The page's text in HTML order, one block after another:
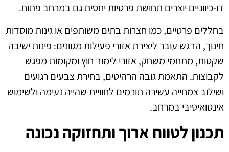
דו-כיווניים יוצרים תחושת פרטיות יחסית גם במרחב פתוח.
בחללים פרטיים, כמו חצרות בתים משותפים או גינות מוסדות
חינוך, הדגש עובר ליצירת אזורי פעילות מגוונים: פינות ישיבה
שקטות, מתחמי משחק, אזורי לימוד חוץ ומקומות מפגש
לקבוצות. התאמת גובה הרהיטים, בחירת צבעים רגועים
ושילוב צמחייה עשירה תורמים לחוויית שהייה נעימה ולשימוש
אינטואיטיבי במרחב.
תכנון לטווח ארוך ותחזוקה נכונה